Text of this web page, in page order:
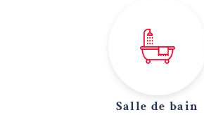
Salle de bain